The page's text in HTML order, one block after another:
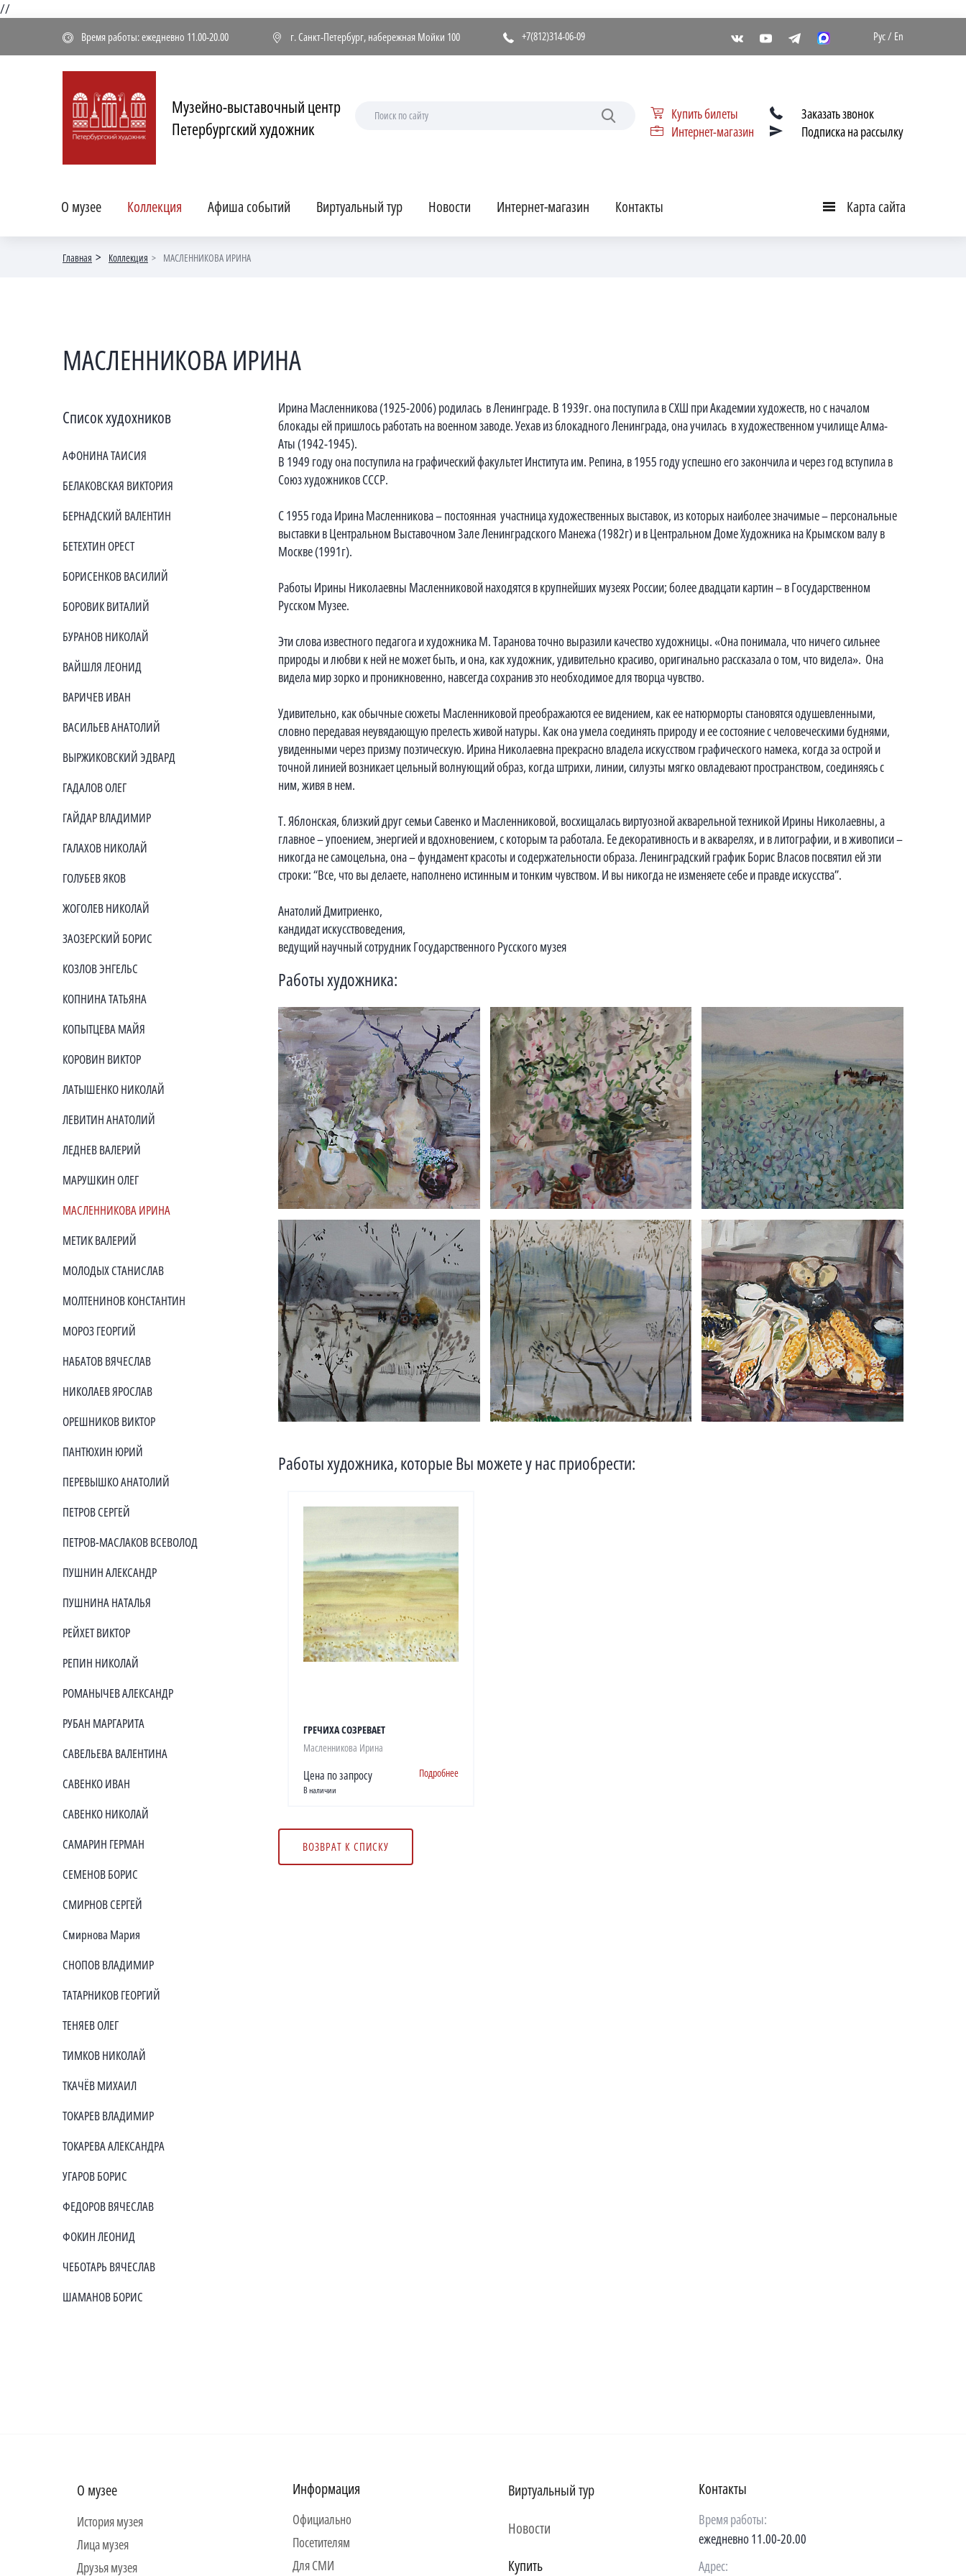
//
Время работы: ежедневно 11.00-20.00 г. Санкт-Петербург, набережная Мойки 100 +7(812)314-06-09 Рус/ En
Музейно-выставочный центр
Петербургский художник
Купить билеты
Интернет-магазин
Заказать звонок
Подписка на рассылку
О музее Коллекция Афиша событий Виртуальный тур Новости Интернет-магазин Контакты КартаКарта сайта
Главная Коллекция МАСЛЕННИКОВА ИРИНА
МАСЛЕННИКОВА ИРИНА
Список худохников
АФОНИНА ТАИСИЯ
БЕЛАКОВСКАЯ ВИКТОРИЯ
БЕРНАДСКИЙ ВАЛЕНТИН
БЕТЕХТИН ОРЕСТ
БОРИСЕНКОВ ВАСИЛИЙ
БОРОВИК ВИТАЛИЙ
БУРАНОВ НИКОЛАЙ
ВАЙШЛЯ ЛЕОНИД
ВАРИЧЕВ ИВАН
ВАСИЛЬЕВ АНАТОЛИЙ
ВЫРЖИКОВСКИЙ ЭДВАРД
ГАДАЛОВ ОЛЕГ
ГАЙДАР ВЛАДИМИР
ГАЛАХОВ НИКОЛАЙ
ГОЛУБЕВ ЯКОВ
ЖОГОЛЕВ НИКОЛАЙ
ЗАОЗЕРСКИЙ БОРИС
КОЗЛОВ ЭНГЕЛЬС
КОПНИНА ТАТЬЯНА
КОПЫТЦЕВА МАЙЯ
КОРОВИН ВИКТОР
ЛАТЫШЕНКО НИКОЛАЙ
ЛЕВИТИН АНАТОЛИЙ
ЛЕДНЕВ ВАЛЕРИЙ
МАРУШКИН ОЛЕГ
МАСЛЕННИКОВА ИРИНА
МЕТИК ВАЛЕРИЙ
МОЛОДЫХ СТАНИСЛАВ
МОЛТЕНИНОВ КОНСТАНТИН
МОРОЗ ГЕОРГИЙ
НАБАТОВ ВЯЧЕСЛАВ
НИКОЛАЕВ ЯРОСЛАВ
ОРЕШНИКОВ ВИКТОР
ПАНТЮХИН ЮРИЙ
ПЕРЕВЫШКО АНАТОЛИЙ
ПЕТРОВ СЕРГЕЙ
ПЕТРОВ-МАСЛАКОВ ВСЕВОЛОД
ПУШНИН АЛЕКСАНДР
ПУШНИНА НАТАЛЬЯ
РЕЙХЕТ ВИКТОР
РЕПИН НИКОЛАЙ
РОМАНЫЧЕВ АЛЕКСАНДР
РУБАН МАРГАРИТА
САВЕЛЬЕВА ВАЛЕНТИНА
САВЕНКО ИВАН
САВЕНКО НИКОЛАЙ
САМАРИН ГЕРМАН
СЕМЕНОВ БОРИС
СМИРНОВ СЕРГЕЙ
Смирнова Мария
СНОПОВ ВЛАДИМИР
ТАТАРНИКОВ ГЕОРГИЙ
ТЕНЯЕВ ОЛЕГ
ТИМКОВ НИКОЛАЙ
ТКАЧЁВ МИХАИЛ
ТОКАРЕВ ВЛАДИМИР
ТОКАРЕВА АЛЕКСАНДРА
УГАРОВ БОРИС
ФЕДОРОВ ВЯЧЕСЛАВ
ФОКИН ЛЕОНИД
ЧЕБОТАРЬ ВЯЧЕСЛАВ
ШАМАНОВ БОРИС
Ирина Масленникова (1925-2006) родилась в Ленинграде. В 1939г. она поступила в СХШ при Академии художеств, но с началом
блокады ей пришлось работать на военном заводе. Уехав из блокадного Ленинграда, она училась в художественном училище Алма-
Аты (1942-1945).
В 1949 году она поступила на графический факультет Института им. Репина, в 1955 году успешно его закончила и через год вступила в
Союз художников СССР.
С 1955 года Ирина Масленникова – постоянная участница художественных выставок, из которых наиболее значимые – персональные
выставки в Центральном Выставочном Зале Ленинградского Манежа (1982г) и в Центральном Доме Художника на Крымском валу в
Москве (1991г).
Работы Ирины Николаевны Масленниковой находятся в крупнейших музеях России; более двадцати картин – в Государственном
Русском Музее.
Эти слова известного педагога и художника М. Таранова точно выразили качество художницы. «Она понимала, что ничего сильнее
природы и любви к ней не может быть, и она, как художник, удивительно красиво, оригинально рассказала о том, что видела». Она
видела мир зорко и проникновенно, навсегда сохранив это необходимое для творца чувство.
Удивительно, как обычные сюжеты Масленниковой преображаются ее видением, как ее натюрморты становятся одушевленными,
словно передавая неувядающую прелесть живой натуры. Как она умела соединять природу и ее состояние с человеческими буднями,
увиденными через призму поэтическую. Ирина Николаевна прекрасно владела искусством графического намека, когда за острой и
точной линией возникает цельный волнующий образ, когда штрихи, линии, силуэты мягко овладевают пространством, соединяясь с
ним, живя в нем.
Т. Яблонская, близкий друг семьи Савенко и Масленниковой, восхищалась виртуозной акварельной техникой Ирины Николаевны, а
главное – упоением, энергией и вдохновением, с которым та работала. Ее декоративность и в акварелях, и в литографии, и в живописи –
никогда не самоцельна, она – фундамент красоты и содержательности образа. Ленинградский график Борис Власов посвятил ей эти
строки: “Все, что вы делаете, наполнено истинным и тонким чувством. И вы никогда не изменяете себе и правде искусства”.
Анатолий Дмитриенко,
кандидат искусствоведения,
ведущий научный сотрудник Государственного Русского музея
Работы художника:
Работы художника, которые Вы можете у нас приобрести:
ГРЕЧИХА СОЗРЕВАЕТ
Масленникова Ирина
Цена по запросу Подробнее
В наличии
ВОЗВРАТ К СПИСКУ
О музее
История музея
Лица музея
Друзья музея
Информация
Официально
Посетителям
Для СМИ
Виртуальный тур
Новости
Купить
Контакты
Время работы:
ежедневно 11.00-20.00
Адрес: